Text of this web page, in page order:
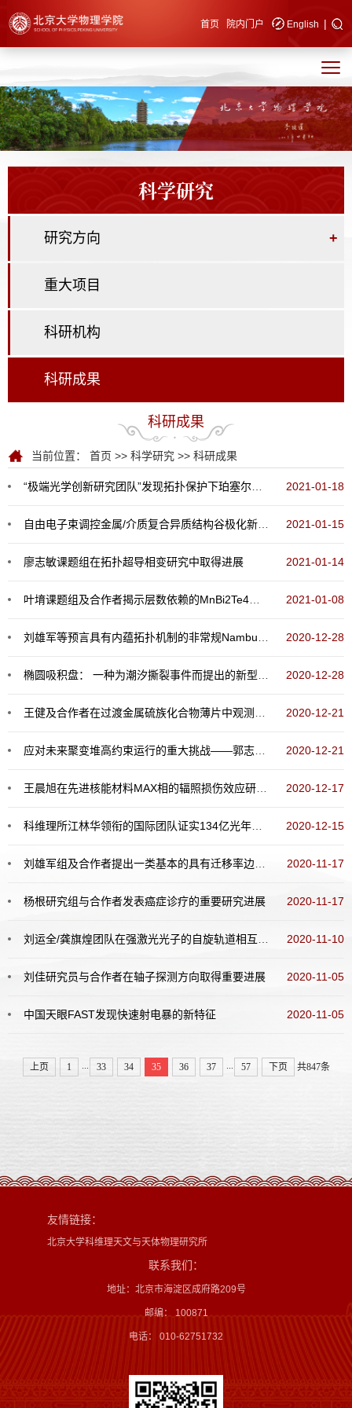
快速导航 首页 院内门户 English |
科学研究
研究方向 +
重大项目
科研机构
科研成果
科研成果
当前位置： 首页 >> 科学研究 >> 科研成果
“极端光学创新研究团队”发现拓扑保护下珀塞尔系数的吸收减少效应 2021-01-18
自由电子束调控金属/介质复合异质结构谷极化新方法 2021-01-15
廖志敏课题组在拓扑超导相变研究中取得进展 2021-01-14
叶堉课题组及合作者揭示层数依赖的MnBi2Te4的磁行为 2021-01-08
刘雄军等预言具有内蕴拓扑机制的非常规Nambu-Goldstone玻色子的存在 2020-12-28
椭圆吸积盘： 一种为潮汐撕裂事件而提出的新型吸积盘模型 2020-12-28
王健及合作者在过渡金属硫族化合物薄片中观测到原子缺陷引起的局域磁矩 2020-12-21
应对未来聚变堆高约束运行的重大挑战——郭志彬等在托卡马克高约束模式研究中取得重要进展 2020-12-21
王晨旭在先进核能材料MAX相的辐照损伤效应研究中取得系列重要进展 2020-12-17
科维理所江林华领衔的国际团队证实134亿光年外最遥远天体 2020-12-15
刘雄军组及合作者提出一类基本的具有迁移率边的精确可解准周期模型 2020-11-17
杨根研究组与合作者发表癌症诊疗的重要研究进展 2020-11-17
刘运全/龚旗煌团队在强激光光子的自旋轨道相互作用研究中取得新进展 2020-11-10
刘佳研究员与合作者在轴子探测方向取得重要进展 2020-11-05
中国天眼FAST发现快速射电暴的新特征 2020-11-05
上页 1 ... 33 34 35 36 37 ... 57 下页 共847条
友情链接：
北京大学科维理天文与天体物理研究所
联系我们：
地址：北京市海淀区成府路209号
邮编： 100871
电话： 010-62751732